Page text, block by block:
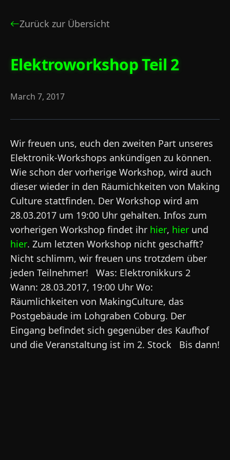
Zurück zur Übersicht
Elektroworkshop Teil 2
March 7, 2017
Wir freuen uns, euch den zweiten Part unseres
Elektronik-Workshops ankündigen zu können.
Wie schon der vorherige Workshop, wird auch
dieser wieder in den Räumichkeiten von Making
Culture stattfinden. Der Workshop wird am
28.03.2017 um 19:00 Uhr gehalten. Infos zum
vorherigen Workshop findet ihr hier, hier und
hier. Zum letzten Workshop nicht geschafft?
Nicht schlimm, wir freuen uns trotzdem über
jeden Teilnehmer! Was: Elektronikkurs 2
Wann: 28.03.2017, 19:00 Uhr Wo:
Räumlichkeiten von MakingCulture, das
Postgebäude im Lohgraben Coburg. Der
Eingang befindet sich gegenüber des Kaufhof
und die Veranstaltung ist im 2. Stock Bis dann!